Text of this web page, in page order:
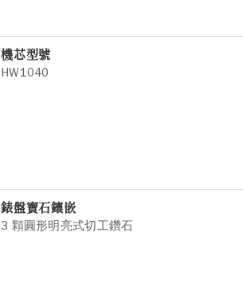
機芯型號
HW1040
錶盤寶石鑲嵌
3 顆圓形明亮式切工鑽石